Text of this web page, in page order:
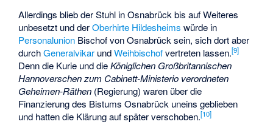
Allerdings blieb der Stuhl in Osnabrück bis auf Weiteres
unbesetzt und derOberhirte Hildesheims würde in
Personalunion Bischof von Osnabrück sein, sich dort aber
durchGeneralvikar undWeihbischofvertreten lassen.[9]
Denn die Kurie und dieKöniglichen Großbritannischen
Hannoverschen zum Cabinett-Ministerio verordneten
Geheimen-Räthen (Regierung) waren über die
Finanzierung des Bistums Osnabrück uneins geblieben
und hatten die Klärung auf später verschoben.[10]